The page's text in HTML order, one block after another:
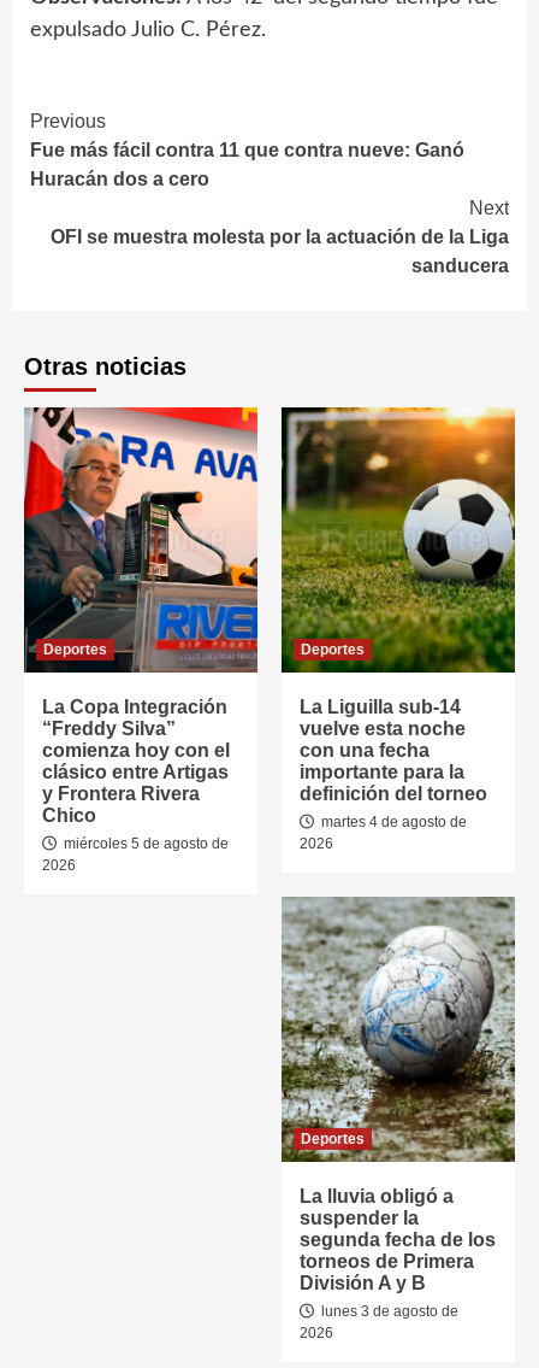
expulsado Julio C. Pérez.
Continue
Reading
Previous
Fue más fácil contra 11 que contra nueve: Ganó
Huracán dos a cero
Next
OFI se muestra molesta por la actuación de la Liga
sanducera
Otras noticias
Deportes
La Copa Integración
“Freddy Silva”
comienza hoy con el
clásico entre Artigas
y Frontera Rivera
Chico
miércoles 5 de agosto de
2026
Deportes
La Liguilla sub-14
vuelve esta noche
con una fecha
importante para la
definición del torneo
martes 4 de agosto de
2026
Deportes
La lluvia obligó a
suspender la
segunda fecha de los
torneos de Primera
División A y B
lunes 3 de agosto de
2026